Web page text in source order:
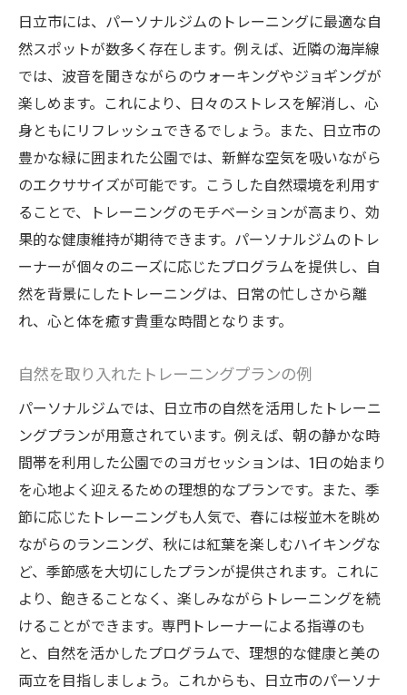
日立市には、パーソナルジムのトレーニングに最適な自
然スポットが数多く存在します。例えば、近隣の海岸線
では、波音を聞きながらのウォーキングやジョギングが
楽しめます。これにより、日々のストレスを解消し、心
身ともにリフレッシュできるでしょう。また、日立市の
豊かな緑に囲まれた公園では、新鮮な空気を吸いながら
のエクササイズが可能です。こうした自然環境を利用す
ることで、トレーニングのモチベーションが高まり、効
果的な健康維持が期待できます。パーソナルジムのトレ
ーナーが個々のニーズに応じたプログラムを提供し、自
然を背景にしたトレーニングは、日常の忙しさから離
れ、心と体を癒す貴重な時間となります。
自然を取り入れたトレーニングプランの例
パーソナルジムでは、日立市の自然を活用したトレーニ
ングプランが用意されています。例えば、朝の静かな時
間帯を利用した公園でのヨガセッションは、1日の始まり
を心地よく迎えるための理想的なプランです。また、季
節に応じたトレーニングも人気で、春には桜並木を眺め
ながらのランニング、秋には紅葉を楽しむハイキングな
ど、季節感を大切にしたプランが提供されます。これに
より、飽きることなく、楽しみながらトレーニングを続
けることができます。専門トレーナーによる指導のも
と、自然を活かしたプログラムで、理想的な健康と美の
両立を目指しましょう。これからも、日立市のパーソナ